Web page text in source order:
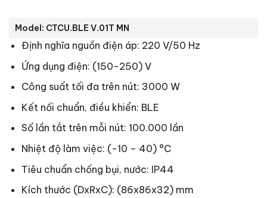
Model: CTCU.BLE V.01T MN
Định nghĩa nguồn điện áp: 220 V/50 Hz
Ứng dụng điện: (150-250) V
Công suất tối đa trên nút: 3000 W
Kết nối chuẩn, điều khiển: BLE
Số lần tắt trên mỗi nút: 100.000 lần
Nhiệt độ làm việc: (-10 – 40) °C
Tiêu chuẩn chống bụi, nước: IP44
Kích thước (DxRxC): (86x86x32) mm